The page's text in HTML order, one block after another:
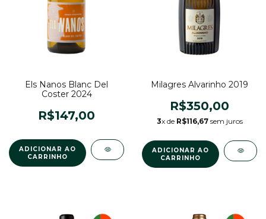
Els Nanos Blanc Del
Coster 2024
R$147,00
Milagres Alvarinho 2019
R$350,00
3x de R$116,67sem juros